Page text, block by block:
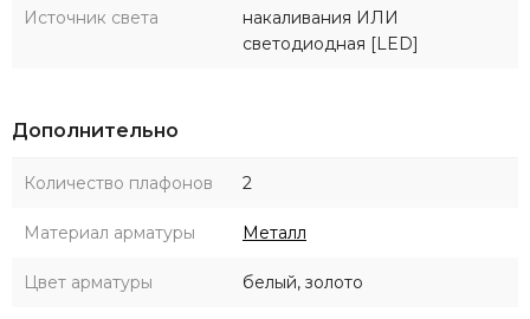
Источник света
накаливания ИЛИ
светодиодная [LED]
Дополнительно
Количество плафонов 2
Материал арматуры Металл
Цвет арматуры белый, золото